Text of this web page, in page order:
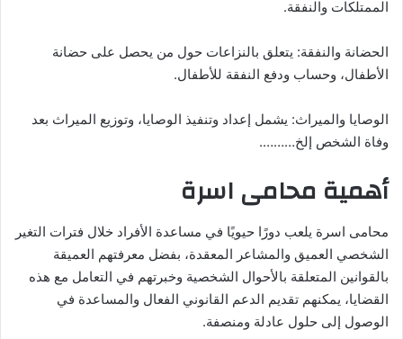
الممتلكات والنفقة.
الحضانة والنفقة: يتعلق بالنزاعات حول من يحصل على حضانة
الأطفال، وحساب ودفع النفقة للأطفال.
الوصايا والميراث: يشمل إعداد وتنفيذ الوصايا، وتوزيع الميراث بعد
وفاة الشخص إلخ……….
أهمية محامى اسرة
محامى اسرة يلعب دورًا حيويًا في مساعدة الأفراد خلال فترات التغير
الشخصي العميق والمشاعر المعقدة، بفضل معرفتهم العميقة
بالقوانين المتعلقة بالأحوال الشخصية وخبرتهم في التعامل مع هذه
القضايا، يمكنهم تقديم الدعم القانوني الفعال والمساعدة في
الوصول إلى حلول عادلة ومنصفة.